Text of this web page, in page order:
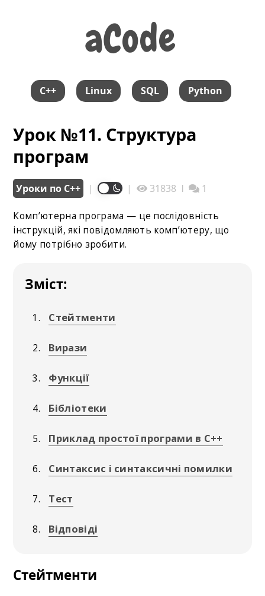
aCode
aCode
C++ Linux SQL Python
Урок №11. Структура
програм
Уроки по С++ | | 31838 ǀ 1
Комп’ютерна програма — це послідовність
інструкцій, які повідомляють комп’ютеру, що
йому потрібно зробити.
Зміст:
Стейтменти
Вирази
Функції
Бібліотеки
Приклад простої програми в С++
Синтаксис і синтаксичні помилки
Тест
Відповіді
Стейтменти